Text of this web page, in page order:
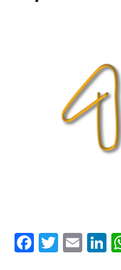
Facebook
Twitter